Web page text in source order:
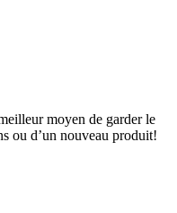
moyen de garder le
ou d’un nouveau produit!